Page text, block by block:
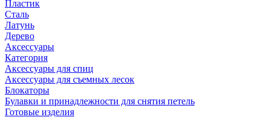
Пластик
Сталь
Латунь
Дерево
Аксессуары
Категория
Аксессуары для спиц
Аксессуары для съемных лесок
Блокаторы
Булавки и принадлежности для снятия петель
Готовые изделия